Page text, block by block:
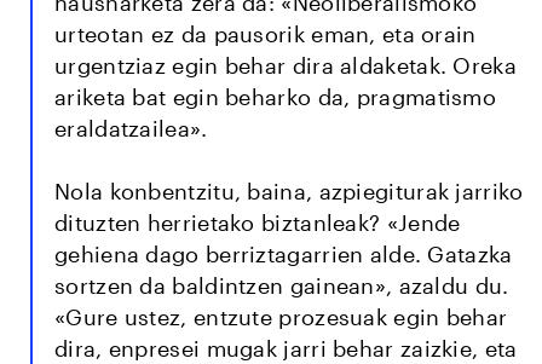
urteotan ez da pausorik eman, eta orain
urgentziaz egin behar dira aldaketak. Oreka
ariketa bat egin beharko da, pragmatismo
eraldatzailea».
Nola konbentzitu, baina, azpiegiturak jarriko
dituzten herrietako biztanleak? «Jende
gehiena dago berriztagarrien alde. Gatazka
sortzen da baldintzen gainean», azaldu du.
«Gure ustez, entzute prozesuak egin behar
dira, enpresei mugak jarri behar zaizkie, eta